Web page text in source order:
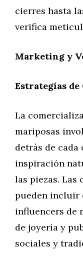
cierres hasta
verifica
Marketing y
Estrategias
La
mariposas
detrás de
inspiración
las piezas. Las
pueden incluir
influencers de
de joyería y
sociales y